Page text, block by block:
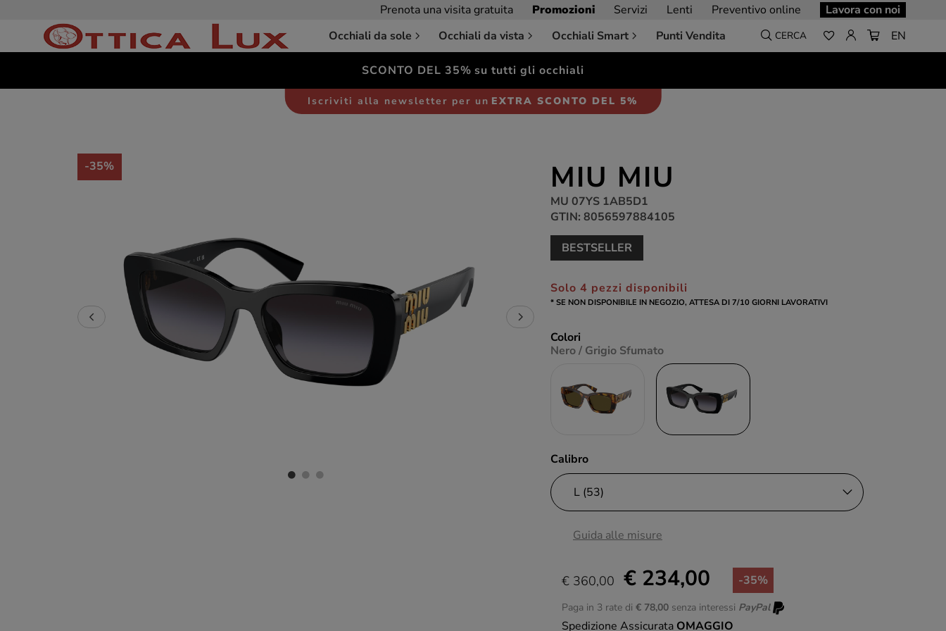
Prenota una visita gratuita Promozioni Servizi Lenti Preventivo online Lavora con noi
CERCA EN
Occhiali da sole Occhiali da vista Occhiali Smart Punti Vendita
SCONTO DEL 35% su tutti gli occhiali
Iscriviti alla newsletter per un EXTRA SCONTO DEL 5%
Occhiali da sole Donna
-35% MIU MIU
MU 07YS 1AB5D1
GTIN: 8056597884105
BESTSELLER
Solo 4 pezzi disponibili
* SE NON DISPONIBILE IN NEGOZIO, ATTESA DI 7/10 GIORNI LAVORATIVI
Colori
Nero / Grigio Sfumato
Calibro
Guida alle misure
€ 360,00 € 234,00 -35%
Paga in 3 rate di € 78,00 senza interessi PayPal
Spedizione Assicurata OMAGGIO